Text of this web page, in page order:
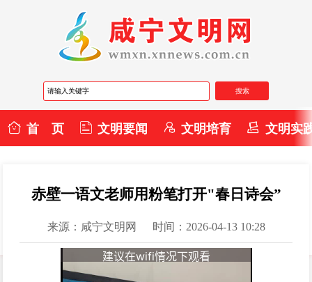
首 页 文明要闻 文明培育 文明实
赤壁一语文老师用粉笔打开"春日诗会”
来源：咸宁文明网 时间：2026-04-13 10:28